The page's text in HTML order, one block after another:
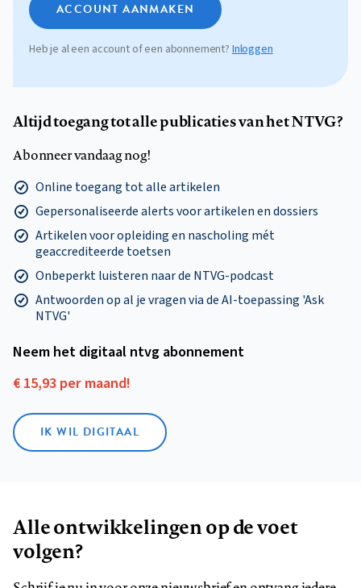
ACCOUNT AANMAKEN
Heb je al een account of een abonnement?Inloggen
Altijd toegang tot alle publicaties van het NTVG?
Abonneer vandaag nog!
Online toegang tot alle artikelen
Gepersonaliseerde alerts voor artikelen en dossiers
Artikelen voor opleiding en nascholing mét
geaccrediteerde toetsen
Onbeperkt luisteren naar de NTVG-podcast
Antwoorden op al je vragen via de AI-toepassing 'Ask
NTVG'
Neem het digitaal ntvg abonnement
€ 15,93 per maand!
IK WIL DIGITAAL
Alle ontwikkelingen op de voet
volgen?